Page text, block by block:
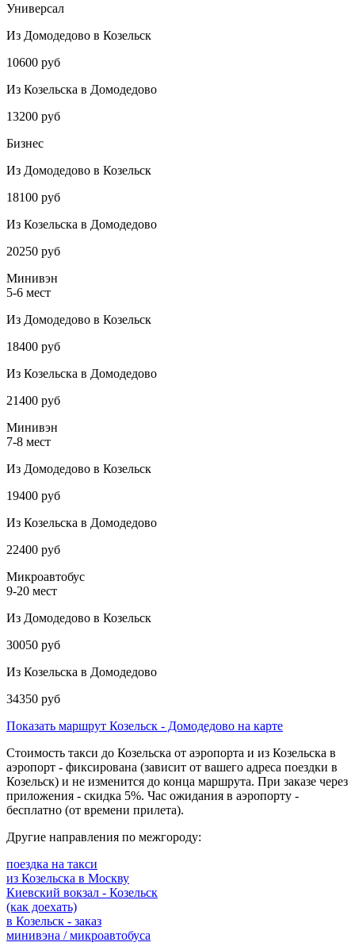
Универсал
Из Домодедово в Козельск
10600 руб
Из Козельска в Домодедово
13200 руб
Бизнес
Из Домодедово в Козельск
18100 руб
Из Козельска в Домодедово
20250 руб
Минивэн
5-6 мест
Из Домодедово в Козельск
18400 руб
Из Козельска в Домодедово
21400 руб
Минивэн
7-8 мест
Из Домодедово в Козельск
19400 руб
Из Козельска в Домодедово
22400 руб
Микроавтобус
9-20 мест
Из Домодедово в Козельск
30050 руб
Из Козельска в Домодедово
34350 руб
Показать маршрут Козельск - Домодедово на карте
Стоимость такси до Козельска от аэропорта и из Козельска в
аэропорт - фиксирована (зависит от вашего адреса поездки в
Козельск) и не изменится до конца маршрута. При заказе через
приложения - скидка 5%. Час ожидания в аэропорту -
бесплатно (от времени прилета).
Другие направления по межгороду:
поездка на такси
из Козельска в Москву
Киевский вокзал - Козельск
(как доехать)
в Козельск - заказ
минивэна / микроавтобуса